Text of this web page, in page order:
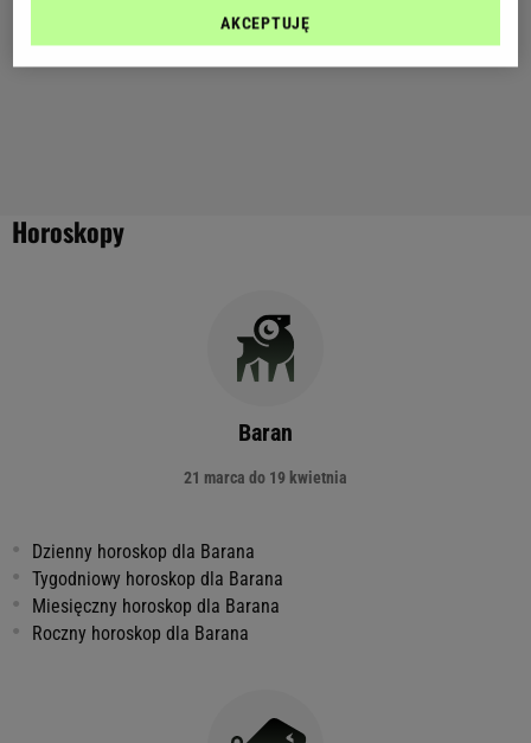
Horoskopy
Baran
21 marca do 19 kwietnia
Dzienny horoskop dla Barana
Tygodniowy horoskop dla Barana
Miesięczny horoskop dla Barana
Roczny horoskop dla Barana
AKCEPTUJĘ